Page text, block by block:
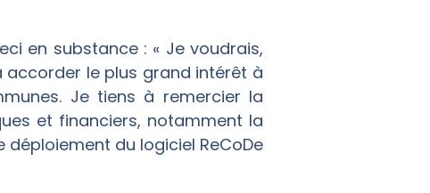
en substance : « Je voudrais,
accorder le plus grand intérêt à
Je tiens à remercier la
et financiers, notamment la
déploiement du logiciel ReCoDe